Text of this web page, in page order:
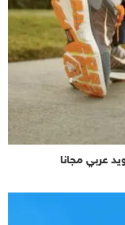
عربي مجانا